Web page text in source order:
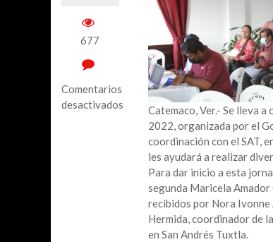
677
Comentarios
desactivados
Catemaco, Ver.- Se lleva
2022, organizada por el
coordinación con el SAT,
les ayudará a realizar
Para dar inicio a esta
segunda Maricela
recibidos por Nora
Hermida, coordinador de
en San Andrés Tuxtla.